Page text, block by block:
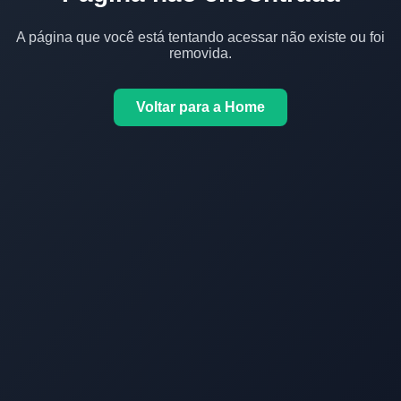
A página que você está tentando acessar não existe ou foi
removida.
Voltar para a Home